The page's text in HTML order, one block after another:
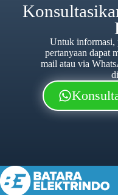
Untuk informasi,
pertanyaan dapat
mail atau via